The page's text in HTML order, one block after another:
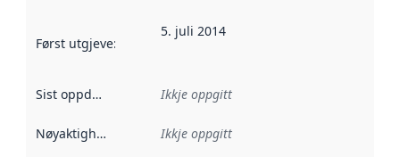
Først utgjeve: Denne datoen seier når dataa i dette
5. juli 2014
Sist oppdatert Ikkje oppgitt
Nøyaktigheit Ikkje oppgitt